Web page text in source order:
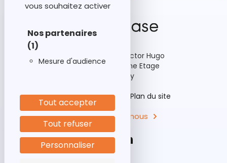
92-98 Boulevard Victor Hugo
Bâtiment A3, 15ème Etage
92110 Clichy
Historique
Aides Plan du site
Contactez-nous
vous souhaitez activer
Nos partenaires
(1)
Mesure d'audience
Tout accepter
Tout refuser
Personnaliser